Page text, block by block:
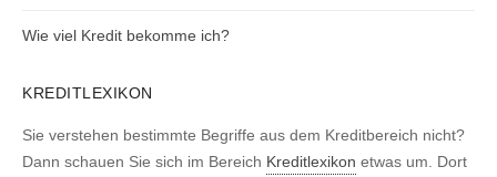
Wie viel Kredit bekomme ich?
KREDITLEXIKON
Sie verstehen bestimmte Begriffe aus dem Kreditbereich nicht?
Dann schauen Sie sich im Bereich Kreditlexikon etwas um. Dort